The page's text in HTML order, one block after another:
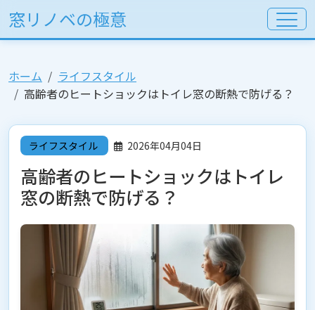
窓リノベの極意
ホーム
ライフスタイル
高齢者のヒートショックはトイレ窓の断熱で防げる？
ライフスタイル 2026年04月04日
高齢者のヒートショックはトイレ
窓の断熱で防げる？